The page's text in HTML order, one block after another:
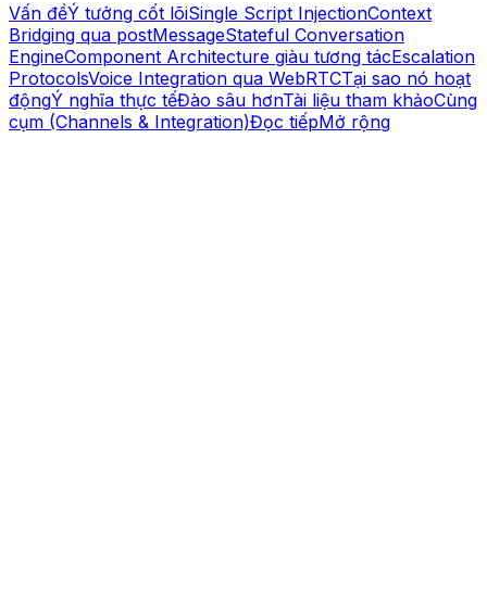
Vấn đềÝ tưởng cốt lõiSingle Script InjectionContext
Bridging qua postMessageStateful Conversation
EngineComponent Architecture giàu tương tácEscalation
ProtocolsVoice Integration qua WebRTCTại sao nó hoạt
độngÝ nghĩa thực tếĐào sâu hơnTài liệu tham khảoCùng
cụm (Channels & Integration)Đọc tiếpMở rộng